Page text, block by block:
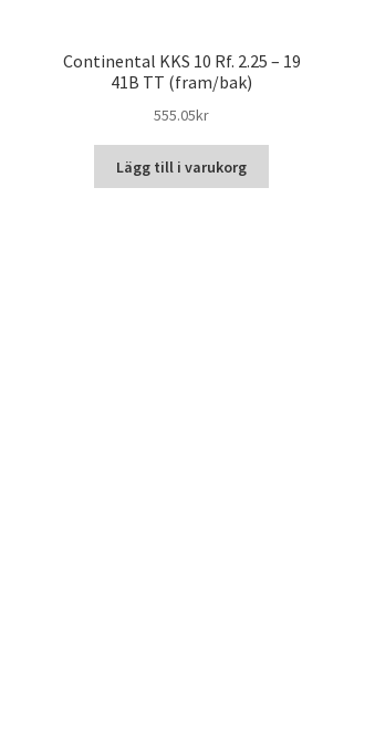
Continental KKS 10 Rf. 2.25 – 19
41B TT (fram/bak)
555.05kr
Lägg till i varukorg